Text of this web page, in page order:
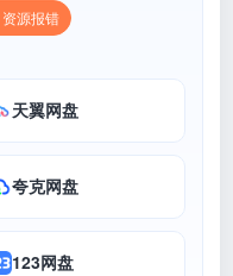
资源报错
天翼网盘
夸克网盘
123网盘